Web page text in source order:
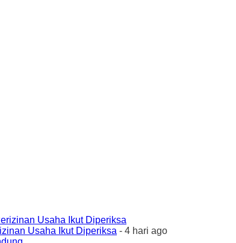
Usaha Ikut Diperiksa - 4 hari ago